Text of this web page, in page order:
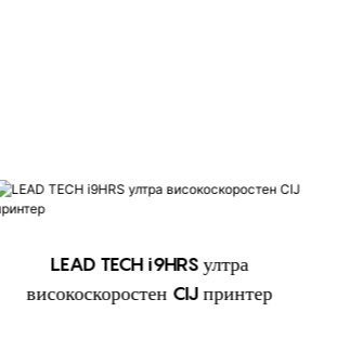
LEAD TECH i9HRS ултра
високоскоростен CIJ принтер